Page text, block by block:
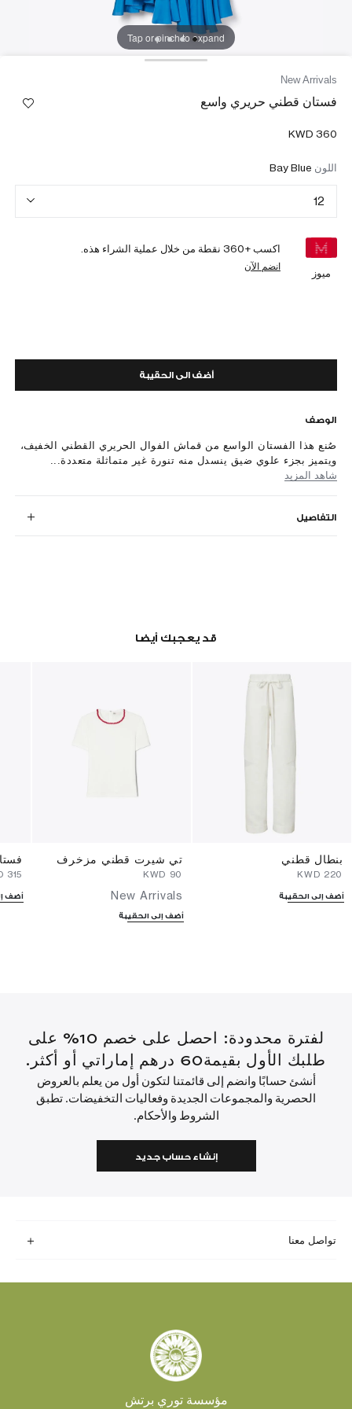
Tap or pinch to expand
New Arrivals
فستان قطني حريري واسع
اللون Bay Blue
12
ميوز
اكسب +360 نقطة من خلال عملية الشراء هذه.
انضم الآن
أضف الى الحقيبة
الوصف
صُنع هذا الفستان الواسع من قماش الفوال الحريري القطني الخفيف،
ويتميز بجزء علوي ضيق ينسدل منه تنورة غير متماثلة متعددة...
شاهد المزيد
التفاصيل
قد يعجبك أيضا
بنطال قطني
أضف إلى الحقيبة
تي شيرت قطني مزخرف
New Arrivals
أضف إلى الحقيبة
أضف
لفترة محدودة: احصل على خصم 10% على
طلبك الأول بقيمة60 درهم إماراتي أو أكثر.
أنشئ حسابًا وانضم إلى قائمتنا لتكون أول من يعلم بالعروض
الحصرية والمجموعات الجديدة وفعاليات التخفيضات. تطبق
الشروط والأحكام.
إنشاء حساب جديد
تواصل معنا
مؤسسة توري برتش